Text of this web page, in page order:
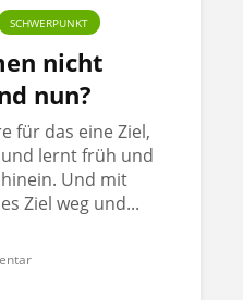
SCHWERPUNKT
nicht
nun?
für das eine Ziel,
lernt früh und
Und mit
Ziel weg und...